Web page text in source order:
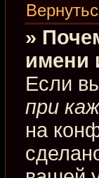
»
имени
Если
при
на